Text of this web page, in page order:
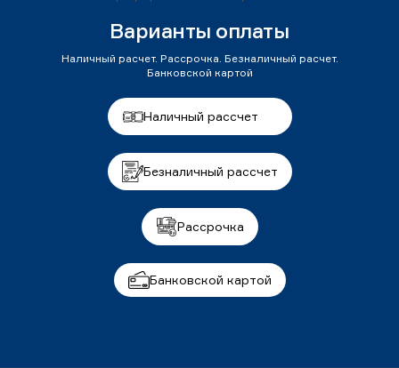
Варианты оплаты
Наличный расчет. Рассрочка. Безналичный расчет.
Банковской картой
Наличный рассчет
Безналичный рассчет
Рассрочка
Банковской картой